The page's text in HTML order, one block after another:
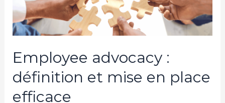
Employee advocacy :
définition et mise en place
efficace
mise
en
place
efficace